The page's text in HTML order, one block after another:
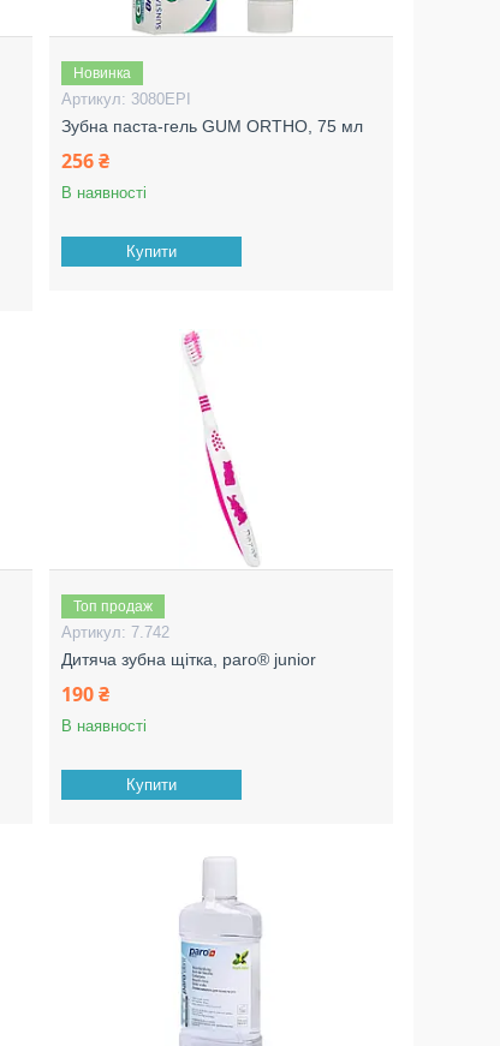
Новинка
3080EPI
Зубна паста-гель GUM ORTHO, 75 мл
256 ₴
В наявності
Купити
Топ продаж
7.742
Дитяча зубна щітка, paro® junior
190 ₴
В наявності
Купити